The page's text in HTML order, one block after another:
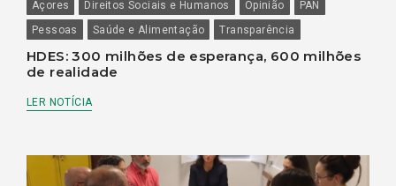
Açores Direitos Sociais e Humanos Opinião
PAN
Pessoas
Saúde e Alimentação Transparência
HDES: 300 milhões de esperança, 600 milhões
de realidade
LER NOTÍCIA